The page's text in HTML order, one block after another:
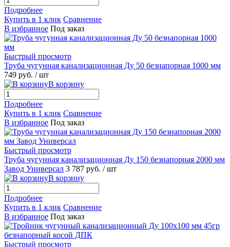
Подробнее
Купить в 1 клик Сравнение
В избранное Под заказ
Быстрый просмотр
Труба чугунная канализационная Ду 50 безнапорная 1000 мм
749 руб. / шт
В корзину
Подробнее
Купить в 1 клик Сравнение
В избранное Под заказ
Быстрый просмотр
Труба чугунная канализационная Ду 150 безнапорная 2000 мм
Завод Универсал 3 787 руб. / шт
В корзину
Подробнее
Купить в 1 клик Сравнение
В избранное Под заказ
Быстрый просмотр